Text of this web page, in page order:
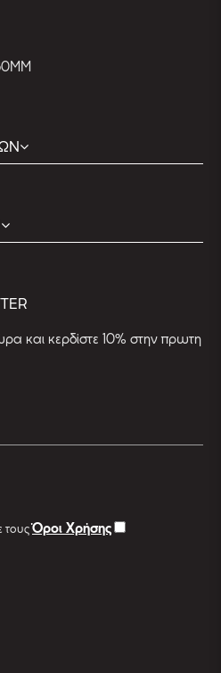
και κερδίστε 10% στην πρωτη
τουςΌροι Χρήσης